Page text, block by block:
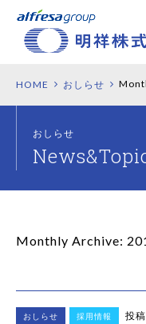
HOME おしらせ
おしらせ
Monthly Archive:
おしらせ 採用情報 投